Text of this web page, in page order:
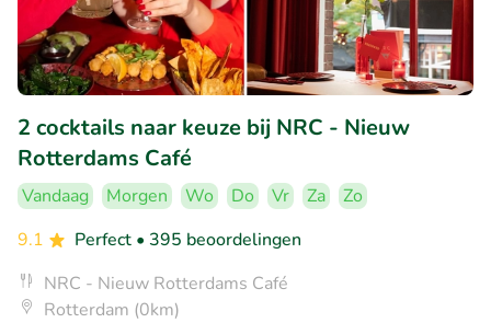
2 cocktails naar keuze bij NRC - Nieuw
Rotterdams Café
Vandaag Morgen Wo Do Vr Za
Zo
9.1
Perfect • 395 beoordelingen
NRC - Nieuw Rotterdams Café
Rotterdam (0km)